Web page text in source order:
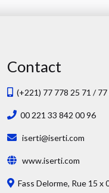
Contact
(+221) 77 778 25 71 /
00 221 33 842 00 96
iserti@iserti.com
www.iserti.com
Fass Delorme, Rue 15 x